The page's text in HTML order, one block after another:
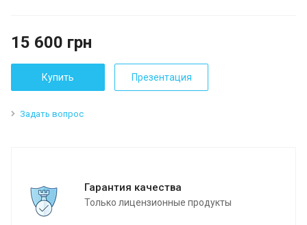
15 600 грн
Купить Презентация
Задать вопрос
Гарантия качества
Только лицензионные продукты